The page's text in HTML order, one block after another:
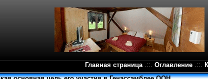
Главная страница.::. Оглавление .::.